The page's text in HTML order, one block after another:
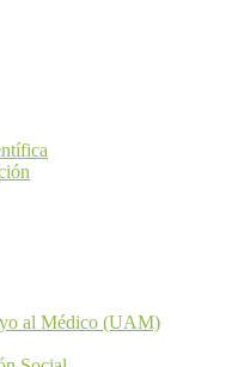
al Médico (UAM)